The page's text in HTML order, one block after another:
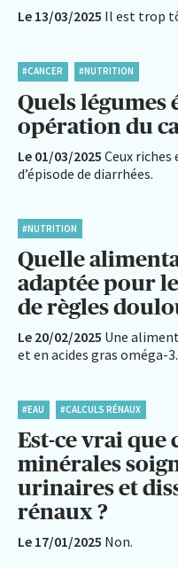
Le 13/03/2025 Il est trop
#CANCER #NUTRITION
Quels légumes
opération du
Le 01/03/2025 Ceux
d’épisode de diarrhées.
#NUTRITION
Quelle
adaptée pour
de règles
Le 20/02/2025 Une
et en acides gras oméga-3.
#EAU #CALCULS RÉNAUX
Est-ce vrai que
minérales
urinaires et
rénaux ?
Le 17/01/2025 Non.